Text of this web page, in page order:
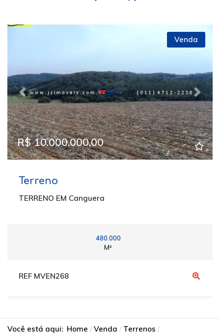
Previous Next
Venda
R$ 10.000.000,00
Terreno
TERRENO EM Canguera
480.000
M²
REF MVEN268
Você está aqui: Home Venda
Terrenos